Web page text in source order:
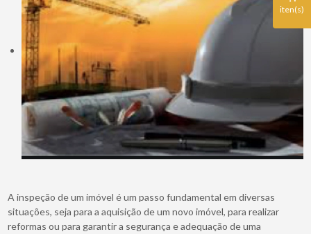
iten(s)
A inspeção de um imóvel é um passo fundamental em diversas
situações, seja para a aquisição de um novo imóvel, para realizar
reformas ou para garantir a segurança e adequação de uma